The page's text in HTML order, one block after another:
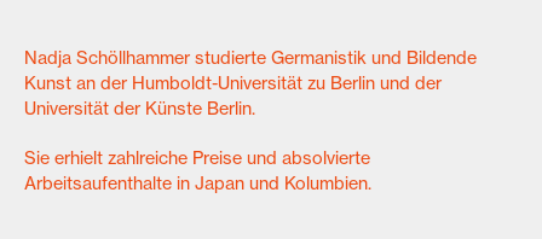
Nadja Schöllhammer studierte Germanistik und Bildende
Kunst an der Humboldt-Universität zu Berlin und der
Universität der Künste Berlin.
Sie erhielt zahlreiche Preise und absolvierte
Arbeitsaufenthalte in Japan und Kolumbien.